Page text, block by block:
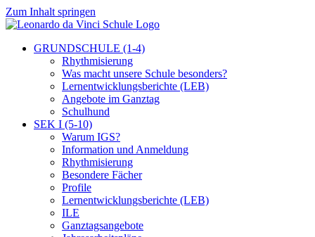
Zum Inhalt springen
GRUNDSCHULE (1-4)
Rhythmisierung
Was macht unsere Schule besonders?
Lernentwicklungsberichte (LEB)
Angebote im Ganztag
Schulhund
SEK I (5-10)
Warum IGS?
Information und Anmeldung
Rhythmisierung
Besondere Fächer
Profile
Lernentwicklungsberichte (LEB)
ILE
Ganztagsangebote